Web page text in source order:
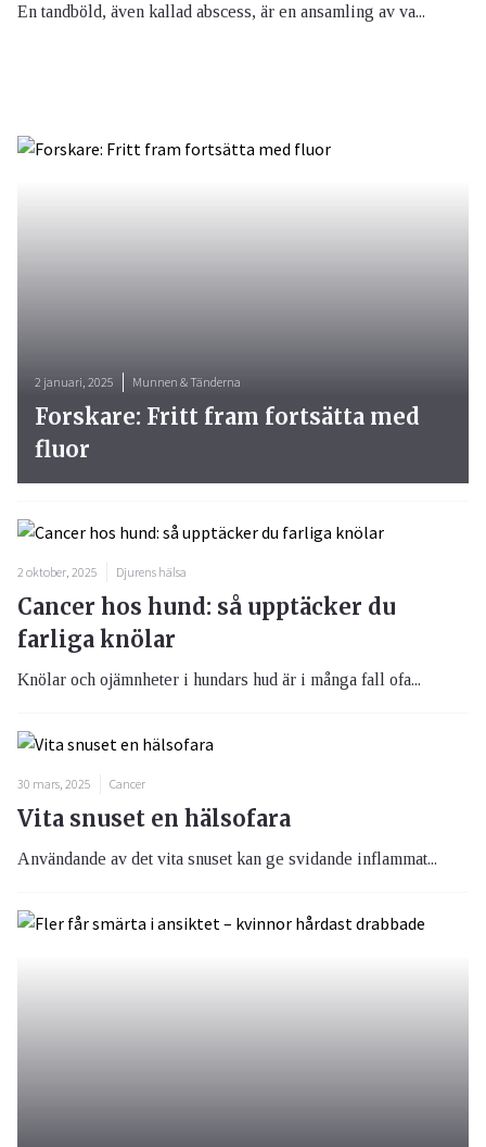
En tandböld, även kallad abscess, är en ansamling av va...
2 oktober, 2025 Djurens hälsa
Cancer hos hund: så upptäcker du
farliga knölar
Knölar och ojämnheter i hundars hud är i många fall ofa...
30 mars, 2025 Cancer
Vita snuset en hälsofara
Användande av det vita snuset kan ge svidande inflammat...
2 januari, 2025 Munnen & Tänderna
Forskare: Fritt fram fortsätta med
fluor